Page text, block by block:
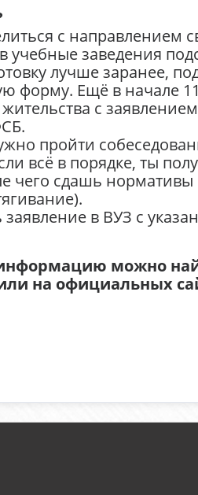
с направлением
учебные заведения
лучше заранее,
форму. Ещё в начале
с
пройти
всё в порядке, ты
чего сдашь нормативы
в ВУЗ с
можно
на официальных